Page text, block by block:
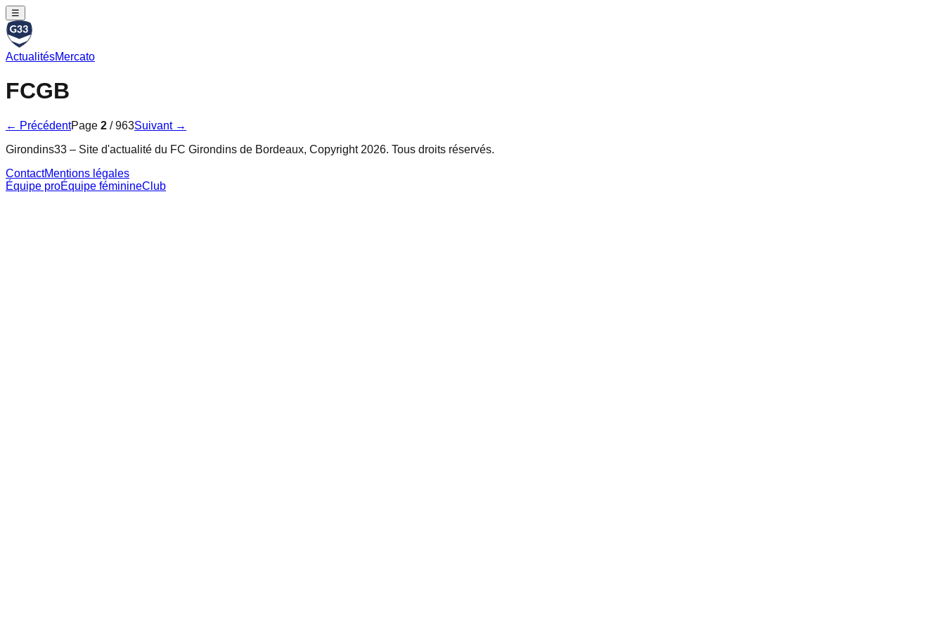
☰
ActualitésMercato
FCGB
← PrécédentPage 2 /963Suivant →
Girondins33 – Site d'actualité du FC Girondins de Bordeaux, Copyright 2026. Tous droits réservés.
ContactMentions légales
Équipe proÉquipe féminineClub